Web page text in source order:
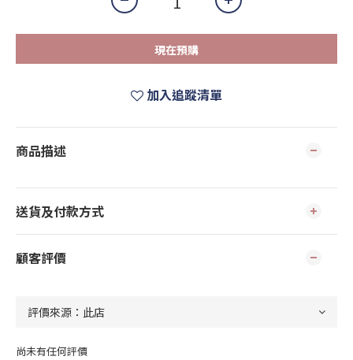
現在預購
加入追蹤清單
商品描述
送貨及付款方式
顧客評價
尚未有任何評價